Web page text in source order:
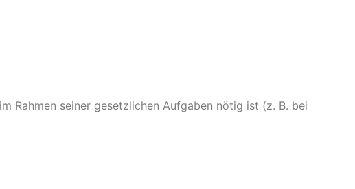
Rahmen seiner gesetzlichen Aufgaben nötig ist (z. B. bei